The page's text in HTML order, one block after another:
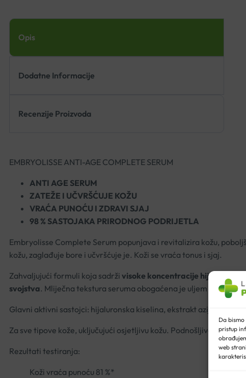
Da
pristup
web
Opis
Dodatne Informacije
Recenzije Proizvoda
EMBRYOLISSE ANTI-AGE COMPLETE SERUM
ANTI AGE SERUM
ZATEŽE I UČVRŠĆUJE KOŽU
VRAĆA PUNOĆU I ZDRAVI SJAJ
98 % SASTOJAKA PRIRODNOG PODRIJETLA
Embryolisse Complete Serum popunjava i revitalizira kožu,
kožu, zaglađuje bore i učvršćuje je. Koži se vraća tonus i sjaj.
Zahvaljujući formuli koja sadrži visoke koncentracije hijaluronske
svojstva. Mliječna tekstura seruma obogaćena je uljem noćurka
Glavni aktivni sastojci: hijaluronska kiselina, ekstrakt azijske
Za sve tipove kože, uključujući osjetljivu kožu. Podnošljivost je
Rezultati testiranja:
Koži vraća punoću 81 %*